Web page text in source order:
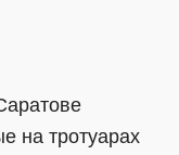
на тротуарах